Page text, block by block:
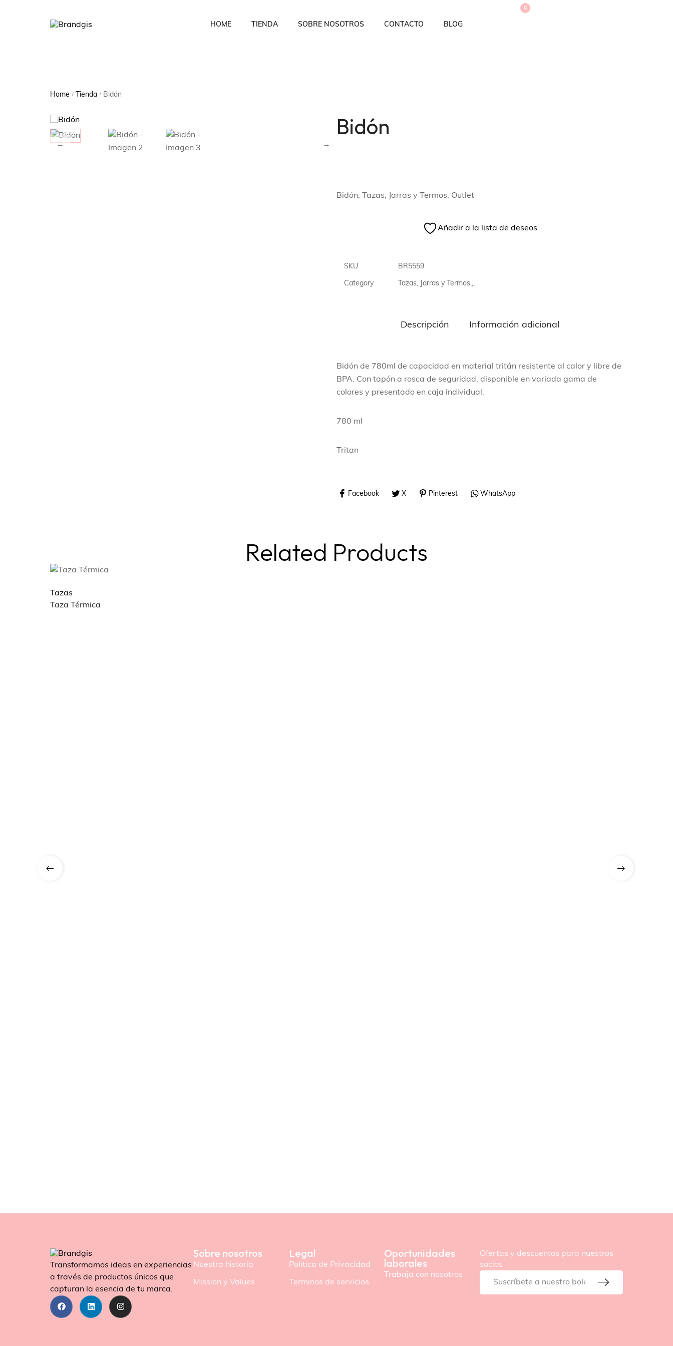
HOME TIENDA SOBRE NOSOTROS CONTACTO BLOG
0
Home / Tienda / Bidón
Bidón
Bidón, Tazas, Jarras y Termos, Outlet
Añadir a la lista de deseos
SKU BR5559
Category Tazas, Jarras y Termos,,,
Descripción Información adicional
Bidón de 780ml de capacidad en material tritán resistente al calor y libre de
BPA. Con tapón a rosca de seguridad, disponible en variada gama de
colores y presentado en caja individual.
780 ml
Tritan
Facebook X Pinterest WhatsApp
Related Products
Tazas
Taza Térmica
Transformamos ideas en experiencias
a través de productos únicos que
capturan la esencia de tu marca.
Sobre nosotros
Nuestra historia
Mission y Values
Legal
Politica de Privacidad
Terminos de servicios
Oportunidades
laborales
Trabaja con nosotros
Ofertas y descuentos para nuestros
socios